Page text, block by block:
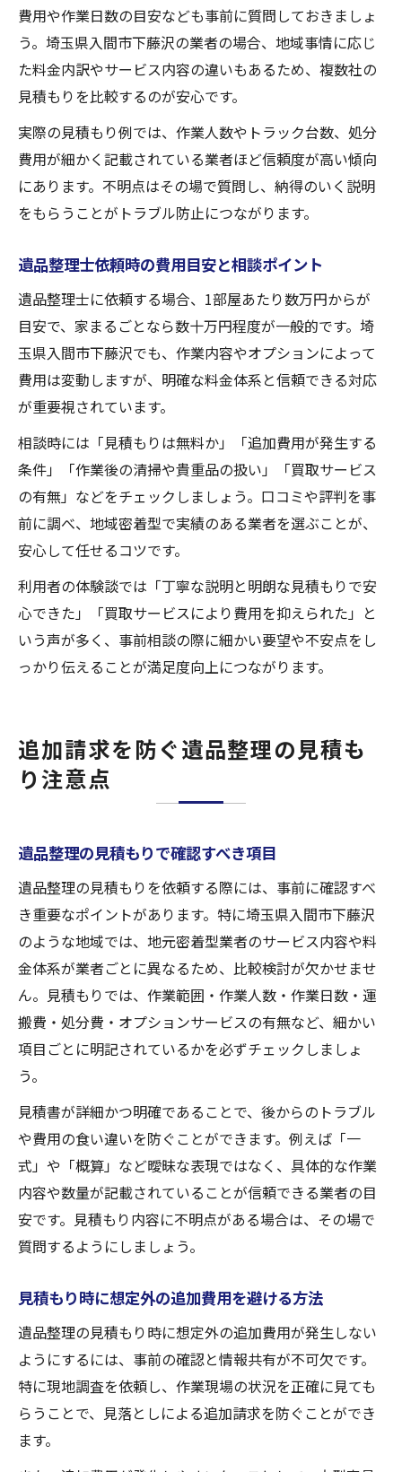
費用や作業日数の目安なども事前に質問しておきましょ
う。埼玉県入間市下藤沢の業者の場合、地域事情に応じ
た料金内訳やサービス内容の違いもあるため、複数社の
見積もりを比較するのが安心です。
実際の見積もり例では、作業人数やトラック台数、処分
費用が細かく記載されている業者ほど信頼度が高い傾向
にあります。不明点はその場で質問し、納得のいく説明
をもらうことがトラブル防止につながります。
遺品整理士依頼時の費用目安と相談ポイント
遺品整理士に依頼する場合、1部屋あたり数万円からが
目安で、家まるごとなら数十万円程度が一般的です。埼
玉県入間市下藤沢でも、作業内容やオプションによって
費用は変動しますが、明確な料金体系と信頼できる対応
が重要視されています。
相談時には「見積もりは無料か」「追加費用が発生する
条件」「作業後の清掃や貴重品の扱い」「買取サービス
の有無」などをチェックしましょう。口コミや評判を事
前に調べ、地域密着型で実績のある業者を選ぶことが、
安心して任せるコツです。
利用者の体験談では「丁寧な説明と明朗な見積もりで安
心できた」「買取サービスにより費用を抑えられた」と
いう声が多く、事前相談の際に細かい要望や不安点をし
っかり伝えることが満足度向上につながります。
追加請求を防ぐ遺品整理の見積も
り注意点
遺品整理の見積もりで確認すべき項目
遺品整理の見積もりを依頼する際には、事前に確認すべ
き重要なポイントがあります。特に埼玉県入間市下藤沢
のような地域では、地元密着型業者のサービス内容や料
金体系が業者ごとに異なるため、比較検討が欠かせませ
ん。見積もりでは、作業範囲・作業人数・作業日数・運
搬費・処分費・オプションサービスの有無など、細かい
項目ごとに明記されているかを必ずチェックしましょ
う。
見積書が詳細かつ明確であることで、後からのトラブル
や費用の食い違いを防ぐことができます。例えば「一
式」や「概算」など曖昧な表現ではなく、具体的な作業
内容や数量が記載されていることが信頼できる業者の目
安です。見積もり内容に不明点がある場合は、その場で
質問するようにしましょう。
見積もり時に想定外の追加費用を避ける方法
遺品整理の見積もり時に想定外の追加費用が発生しない
ようにするには、事前の確認と情報共有が不可欠です。
特に現地調査を依頼し、作業現場の状況を正確に見ても
らうことで、見落としによる追加請求を防ぐことができ
ます。